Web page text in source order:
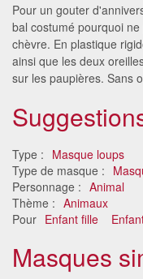
Pour un gouter
bal costumé pourquoi
chèvre. En plastique
ainsi que les deux
sur les paupières. Sans
Type : Masque loups
Type de masque :
Personnage : Animal
Thème : Animaux
Pour Enfant fille
Masques